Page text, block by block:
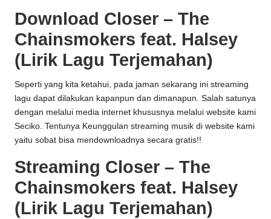
Download Closer – The
Chainsmokers feat. Halsey
(Lirik Lagu Terjemahan)
Seperti yang kita ketahui, pada jaman sekarang ini streaming
lagu dapat dilakukan kapanpun dan dimanapun. Salah satunya
dengan melalui media internet khususnya melalui website kami
Seciko. Tentunya Keunggulan streaming musik di website kami
yaitu sobat bisa mendownloadnya secara gratis!!
Streaming Closer – The
Chainsmokers feat. Halsey
(Lirik Lagu Terjemahan)